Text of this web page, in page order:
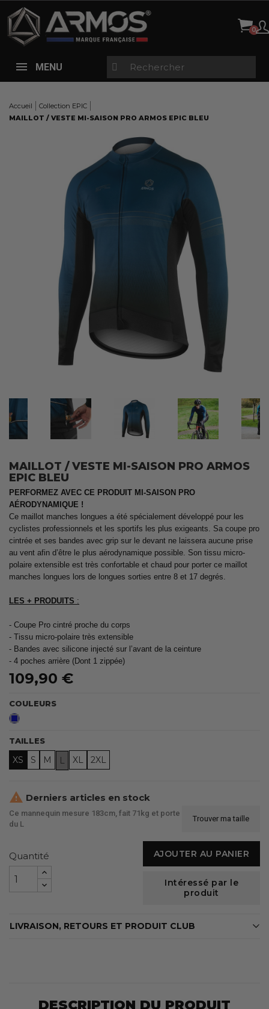
MENU
Accueil
Collection EPIC
MAILLOT / VESTE MI-SAISON PRO ARMOS EPIC BLEU
MAILLOT / VESTE MI-SAISON PRO ARMOS
EPIC BLEU
PERFORMEZ AVEC CE PRODUIT MI-SAISON PRO
AÉRODYNAMIQUE !
Ce maillot manches longues a été spécialement développé pour les
cyclistes professionnels et les sportifs les plus exigeants. Sa coupe pro
cintrée et ses bandes avec grip sur le devant ne laissera aucune prise
au vent afin d’être le plus aérodynamique possible. Son tissu micro-
polaire extensible est très confortable et chaud pour porter ce maillot
manches longues lors de longues sorties entre 8 et 17 degrés.
LES + PRODUITS :
- Coupe Pro cintré proche du corps
- Tissu micro-polaire très extensible
- Bandes avec silicone injecté sur l’avant de la ceinture
- 4 poches arrière (Dont 1 zippée)
109,90 €
COULEURS
Bleu
TAILLES
XS S M L XL 2XL
 Derniers articles en stock
Ce mannequin mesure 183cm, fait 71kg et porte
du L
Trouver ma taille
Quantité AJOUTER AU PANIER
Intéressé par le
produit
LIVRAISON, RETOURS ET PRODUIT CLUB
DESCRIPTION DU PRODUIT
Panneau de gestion des cookies